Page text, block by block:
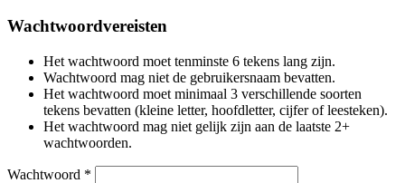
Wachtwoordvereisten
Het wachtwoord moet tenminste 6 tekens lang zijn.
Wachtwoord mag niet de gebruikersnaam bevatten.
Het wachtwoord moet minimaal 3 verschillende soorten
tekens bevatten (kleine letter, hoofdletter, cijfer of leesteken).
Het wachtwoord mag niet gelijk zijn aan de laatste 2+
wachtwoorden.
Wachtwoord *